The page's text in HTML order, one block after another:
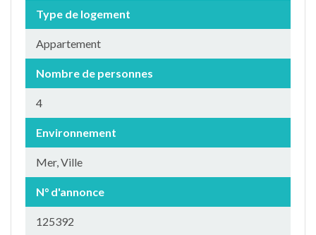
Type de logement
Appartement
Nombre de personnes
4
Environnement
Mer, Ville
N° d'annonce
125392